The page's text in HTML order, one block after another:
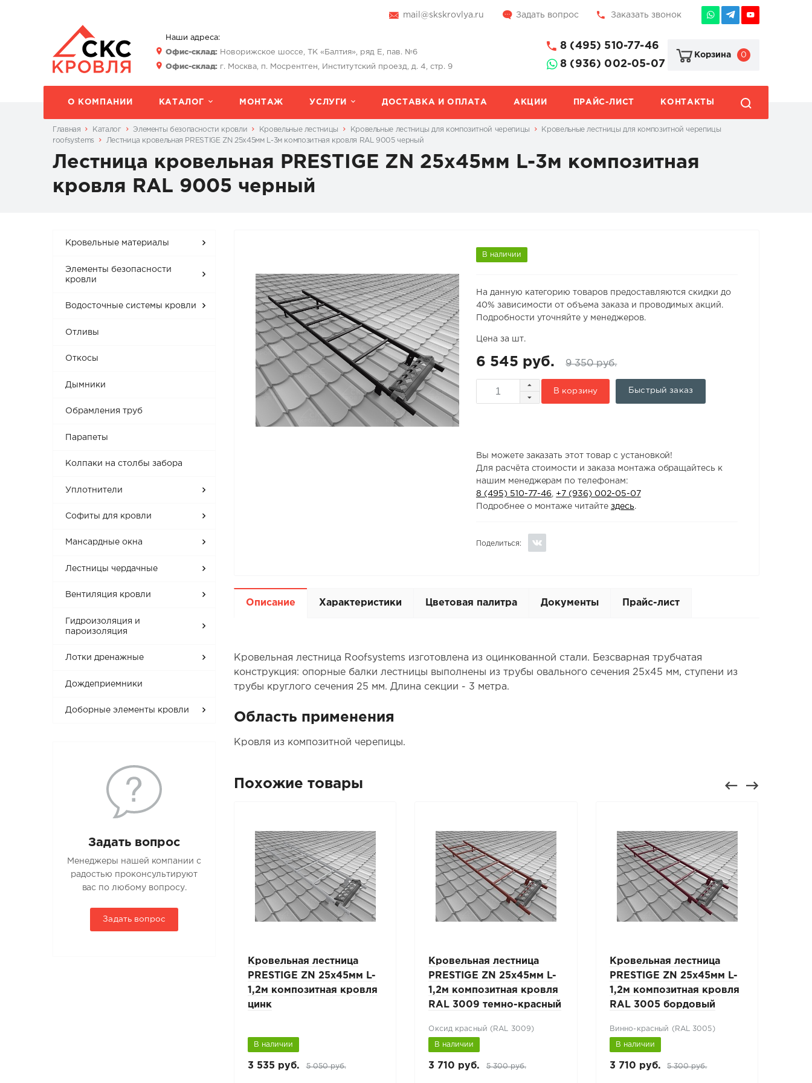
mail@skskrovlya.ru Задать вопрос Заказать звонок
Наши адреса:
Офис-склад:Новорижское шоссе, ТК «Балтия», ряд Е, пав. №6
Офис-склад:г. Москва, п. Мосрентген, Институтский проезд, д. 4, стр. 9
8 (495) 510-77-46
8 (936) 002-05-07
Корзина 0
О КОМПАНИИ КАТАЛОГ МОНТАЖ УСЛУГИ ДОСТАВКА И ОПЛАТА АКЦИИ ПРАЙС-ЛИСТ КОНТАКТЫ
Главная Каталог Элементы безопасности кровли Кровельные лестницы Кровельные лестницы для композитной черепицы
Кровельные лестницы для композитной черепицы
roofsystems
Лестница кровельная PRESTIGE ZN 25x45мм L-3м композитная кровля RAL 9005 черный
Лестница кровельная PRESTIGE ZN 25x45мм L-3м композитная
кровля RAL 9005 черный
Кровельные материалы
Элементы безопасности
кровли
Водосточные системы кровли
Отливы
Откосы
Дымники
Обрамления труб
Парапеты
Колпаки на столбы забора
Уплотнители
Софиты для кровли
Мансардные окна
Лестницы чердачные
Вентиляция кровли
Гидроизоляция и
пароизоляция
Лотки дренажные
Дождеприемники
Доборные элементы кровли
Задать вопрос
Менеджеры нашей компании с
радостью проконсультируют
вас по любому вопросу.
Задать вопрос
В наличии
На данную категорию товаров предоставляются скидки до
40% зависимости от объема заказа и проводимых акций.
Подробности уточняйте у менеджеров.
Цена за шт.
6 545 руб. 9 350 руб.
В корзину Быстрый заказ
Вы можете заказать этот товар с установкой!
Для расчёта стоимости и заказа монтажа обращайтесь к
нашим менеджерам по телефонам:
8 (495) 510-77-46
+7 (936) 002-05-07
Подробнее о монтаже читайте здесь.
Поделиться:
Описание Характеристики Цветовая палитра Документы Прайс-лист
Кровельная лестница Roofsystems изготовлена из оцинкованной стали. Безсварная трубчатая
конструкция: опорные балки лестницы выполнены из трубы овального сечения 25х45 мм, ступени из
трубы круглого сечения 25 мм. Длина секции - 3 метра.
Область применения
Кровля из композитной черепицы.
Похожие товары
Кровельная лестница
PRESTIGE ZN 25x45мм L-
1,2м композитная кровля
цинк
В наличии
3 535 руб. 5 050 руб.
Кровельная лестница
PRESTIGE ZN 25x45мм L-
1,2м композитная кровля
RAL 3009 темно-красный
Оксид красный (RAL 3009)
В наличии
3 710 руб. 5 300 руб.
Кровельная лестница
PRESTIGE ZN 25x45мм L-
1,2м композитная кровля
RAL 3005 бордовый
Винно-красный (RAL 3005)
В наличии
3 710 руб. 5 300 руб.